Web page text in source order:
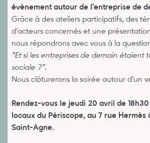
évènement autour de l’entreprise de
Grâce à des ateliers participatifs, des
d’acteurs concernés et une
nous répondrons avec vous à la
"Et si les entreprises de demain étaient
sociale ?".
Nous clôturerons la soirée autour d’un
Rendez-vous le jeudi 20 avril de
locaux du Périscope, au 7 rue Hermès
Saint-Agne.